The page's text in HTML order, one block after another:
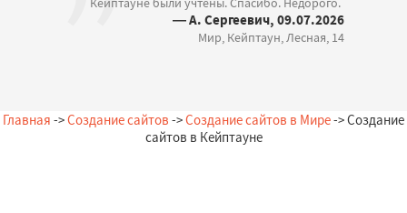
— А. Сергеевич, 09.07.2026
Мир, Кейптаун, Лесная, 14
Главная ->Создание сайтов ->Создание сайтов в Мире-> Создание
сайтов в Кейптауне